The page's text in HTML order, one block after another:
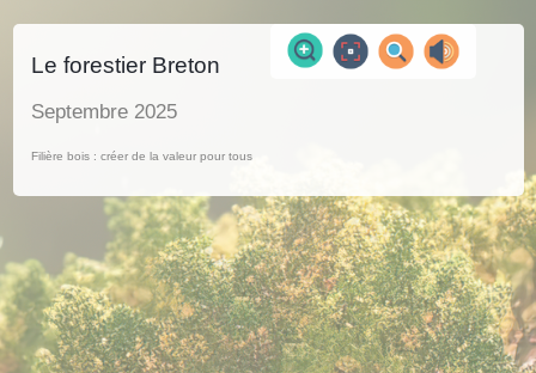
Le forestier Breton
Septembre 2025
Filière bois : créer de la valeur pour tous